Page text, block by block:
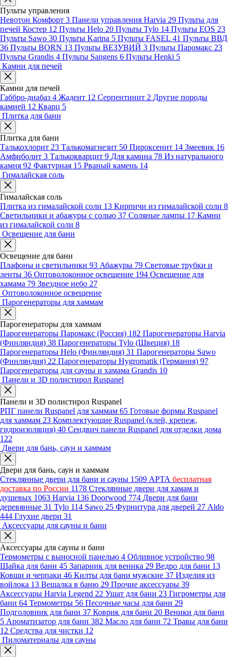
Пульты управления
Невотон Комфорт 3 Панели управления Harvia 29 Пульты для
печей Костер 12 Пульты Helo 20 Пульты Tylo 14 Пульты EOS 23
Пульты Sawo 30 Пульты Karina 5 Пульты FASEL 41 Пульты ВВД
36 Пульты BORN 13 Пульты ВЕЗУВИЙ 3 Пульты Паромакс 23
Пульты Grandis 4 Пульты Sangens 6 Пульты Henki 5
Камни для печей
Камни для печей
Габбро-диабаз 4 Жадеит 12 Серпентинит 2 Другие породы
камней 12 Кварц 5
Плитка для бани
Плитка для бани
Талькохлорит 23 Талькомагнезит 50 Пироксенит 14 Змеевик 16
Амфиболит 3 Талькокварцит 9 Для камина 78 Из натурального
камня 92 Фактурная 15 Рваный камень 14
Гималайская соль
Гималайская соль
Плитка из гималайской соли 13 Кирпичи из гималайской соли 8
Светильники и абажуры с солью 37 Соляные лампы 17 Камни
из гималайской соли 8
Освещение для бани
Освещение для бани
Плафоны и светильники 93 Абажуры 79 Световые трубки и
ленты 36 Оптоволоконное освещение 194 Освещение для
хамама 79 Звездное небо 27
Оптоволоконное освещение
Парогенераторы для хаммам
Парогенераторы для хаммам
Парогенераторы Паромакс (Россия) 182 Парогенераторы Harvia
(Финляндия) 38 Парогенераторы Tylo (Швеция) 18
Парогенераторы Helo (Финляндия) 31 Парогенераторы Sawo
(Финляндия) 22 Парогенераторы Hygromatik (Германия) 97
Парогенераторы для сауны и хамама Grandis 10
Панели и 3D полистирол Ruspanel
Панели и 3D полистирол Ruspanel
РПГ панели Ruspanel для хаммам 65 Готовые формы Ruspanel
для хаммам 23 Комплектующие Ruspanel (клей, крепеж,
гидроизоляция) 40 Сендвич панели Ruspanel для отделки дома
122
Двери для бань, саун и хаммам
Двери для бань, саун и хаммам
Стеклянные двери для бани и сауны 1509 АРТА бесплатная
доставка по России 1178 Стеклянные двери для хамам и
душевых 1063 Harvia 136 Doorwood 774 Двери для бани
деревянные 31 Tylo 114 Sawo 25 Фурнитура для дверей 27 Aldo
444 Глухие двери 31
Аксессуары для сауны и бани
Аксессуары для сауны и бани
Термометры с выносной панелью 4 Обливное устройство 98
Шайка для бани 45 Запарник для веника 29 Ведро для бани 13
Ковши и черпаки 46 Килты для бани мужские 37 Изделия из
войлока 13 Вешалка в баню 29 Прочие аксессуары 39
Аксессуары Harvia Legend 22 Ушат для бани 23 Гигрометры для
бани 64 Термометры 56 Песочные часы для бани 29
Подголовник для бани 37 Коврик для бани 20 Веники для бани
5 Ароматизатор для бани 382 Масло для бани 72 Травы для бани
12 Средства для чистки 12
Пиломатериалы для сауны